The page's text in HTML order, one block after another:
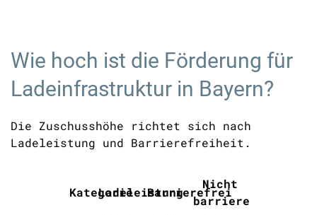
Wie hoch ist die Förderung für
Ladeinfrastruktur in Bayern?
Die Zuschusshöhe richtet sich nach
Ladeleistung und Barrierefreiheit.
Kategorie
LadeleistungBarrierefrei
Nicht
barrierefrei